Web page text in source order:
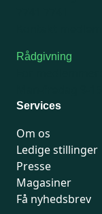
Rådgivning
Services
Om os
Ledige stillinger
Presse
Magasiner
Få nyhedsbrev